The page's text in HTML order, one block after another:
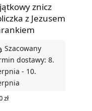
znicz
z Jezusem
Szacowany
dostawy: 8.
- 10.
zł